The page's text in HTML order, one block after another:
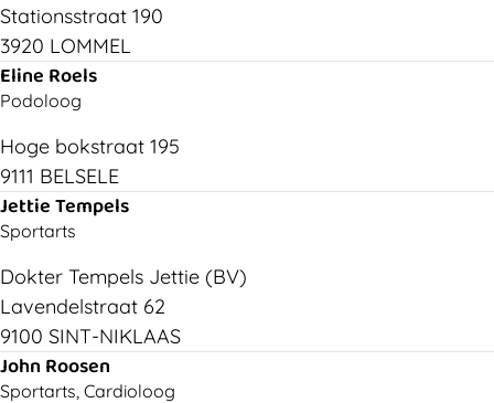
Stationsstraat 190
3920 LOMMEL
Eline Roels
Podoloog
Hoge bokstraat 195
9111 BELSELE
Jettie Tempels
Sportarts
Dokter Tempels Jettie (BV)
Lavendelstraat 62
9100 SINT-NIKLAAS
John Roosen
Sportarts, Cardioloog